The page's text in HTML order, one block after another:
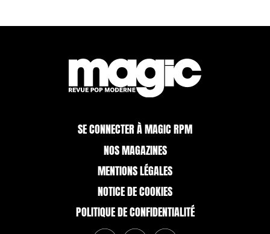
SE CONNECTER À MAGIC RPM
NOS MAGAZINES
MENTIONS LÉGALES
NOTICE DE COOKIES
POLITIQUE DE CONFIDENTIALITÉ